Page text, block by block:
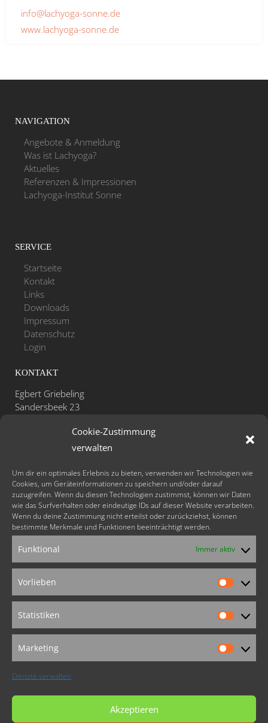
Cookie-Zustimmung
verwalten
Um dir ein optimales Erlebnis zu bieten, verwenden wir Technologien wie
Cookies, um Geräteinformationen zu speichern und/oder darauf
zuzugreifen. Wenn du diesen Technologien zustimmst, können wir Daten
wie das Surfverhalten oder eindeutige IDs auf dieser Website verarbeiten.
Wenn du deine Zustimmung nicht erteilst oder zurückziehst, können
bestimmte Merkmale und Funktionen beeinträchtigt werden.
Funktional Immer aktiv
Vorlieben
Statistiken
Marketing
Dienste verwalten
Akzeptieren
info@lachyoga-sonne.de
www.lachyoga-sonne.de
NAVIGATION
Angebote & Anmeldung
Was ist Lachyoga?
Aktuelles
Referenzen & Impressionen
Lachyoga-Institut Sonne
SERVICE
Startseite
Kontakt
Links
Downloads
Impressum
Datenschutz
Login
KONTAKT
Egbert Griebeling
Sandersbeek 23
Telefon: +49 - (0)551 - 531 47 26
Fax: +49 - (0)551 - 48 80 52 29
info@lachyoga-sonne.de
www.lachyoga-sonne.de
von Egbert Griebeling:
animoVida®
Die pure Lust am LebensTanz